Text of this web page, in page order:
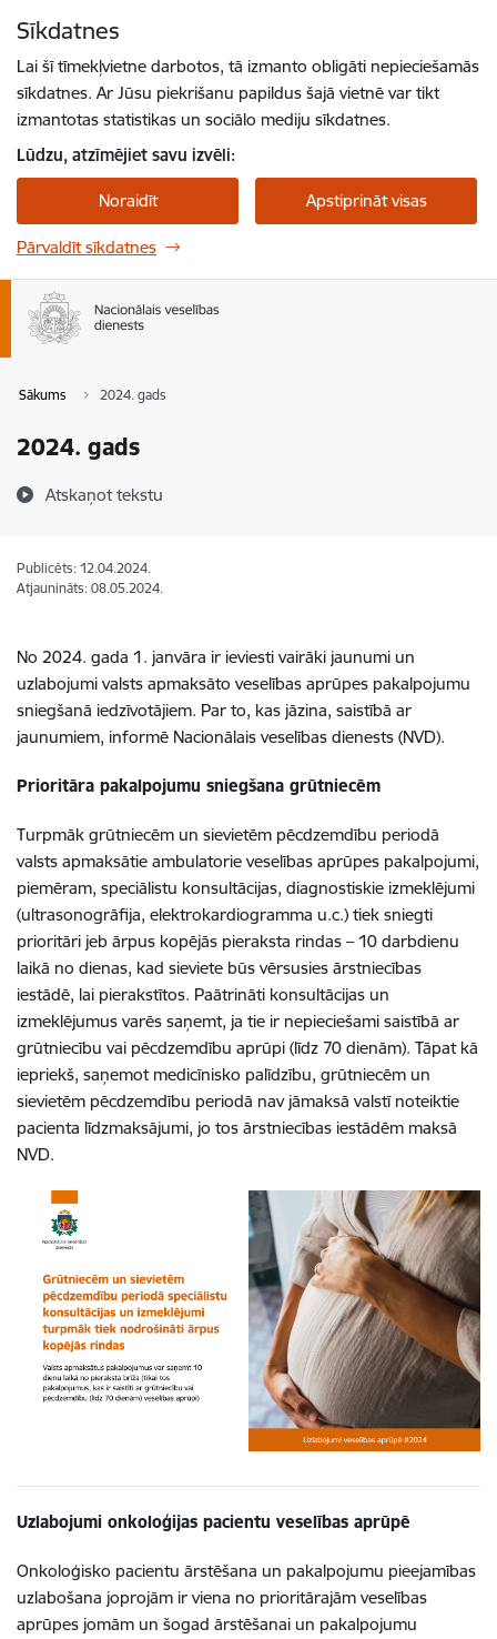
Sīkdatnes
Lai šī tīmekļvietne darbotos, tā izmanto obligāti nepieciešamās
sīkdatnes. Ar Jūsu piekrišanu papildus šajā vietnē var tikt
izmantotas statistikas un sociālo mediju sīkdatnes.
Lūdzu, atzīmējiet savu izvēli:
Noraidīt Apstiprināt visas
Pārvaldīt sīkdatnes
Sākums 2024. gads
2024. gads
Atskaņot tekstu
Publicēts: 12.04.2024.
Atjaunināts: 08.05.2024.
No 2024. gada 1. janvāra ir ieviesti vairāki jaunumi un
uzlabojumi valsts apmaksāto veselības aprūpes pakalpojumu
sniegšanā iedzīvotājiem. Par to, kas jāzina, saistībā ar
jaunumiem, informē Nacionālais veselības dienests (NVD).
Prioritāra pakalpojumu sniegšana grūtniecēm
Turpmāk grūtniecēm un sievietēm pēcdzemdību periodā
valsts apmaksātie ambulatorie veselības aprūpes pakalpojumi,
piemēram, speciālistu konsultācijas, diagnostiskie izmeklējumi
(ultrasonogrāfija, elektrokardiogramma u.c.) tiek sniegti
prioritāri jeb ārpus kopējās pieraksta rindas – 10 darbdienu
laikā no dienas, kad sieviete būs vērsusies ārstniecības
iestādē, lai pierakstītos. Paātrināti konsultācijas un
izmeklējumus varēs saņemt, ja tie ir nepieciešami saistībā ar
grūtniecību vai pēcdzemdību aprūpi (līdz 70 dienām). Tāpat kā
iepriekš, saņemot medicīnisko palīdzību, grūtniecēm un
sievietēm pēcdzemdību periodā nav jāmaksā valstī noteiktie
pacienta līdzmaksājumi, jo tos ārstniecības iestādēm maksā
NVD.
Uzlabojumi onkoloģijas pacientu veselības aprūpē
Onkoloģisko pacientu ārstēšana un pakalpojumu pieejamības
uzlabošana joprojām ir viena no prioritārajām veselības
aprūpes jomām un šogad ārstēšanai un pakalpojumu